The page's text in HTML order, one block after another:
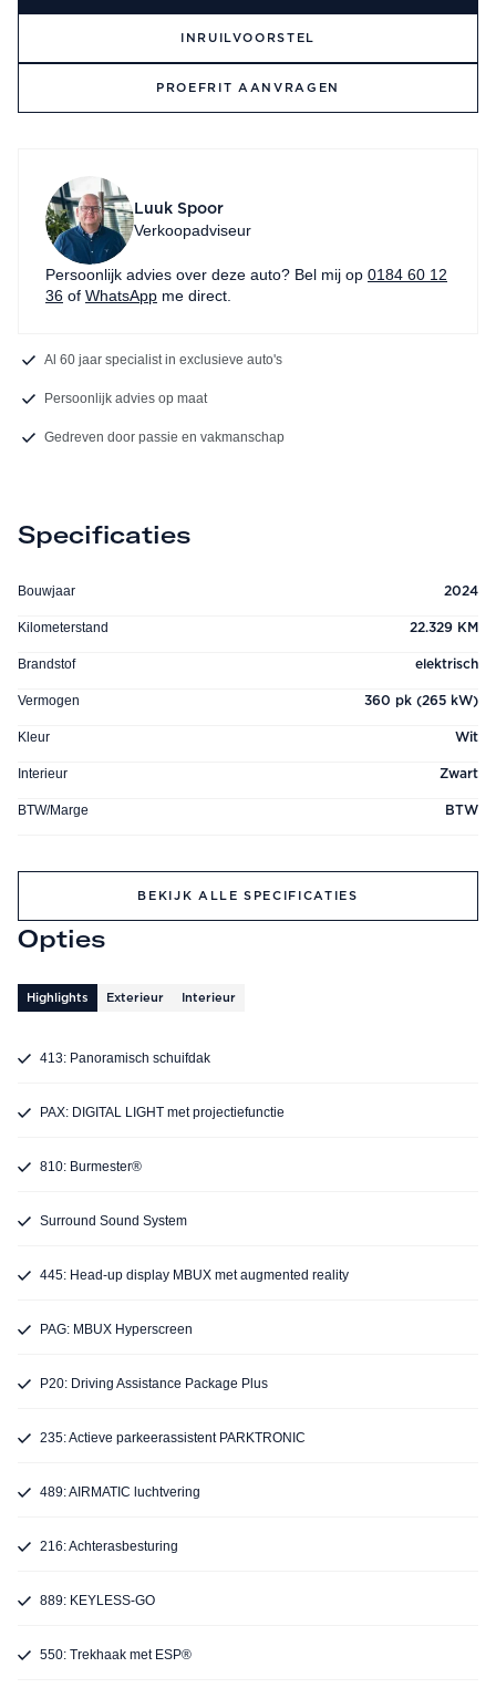
INRUILVOORSTEL
PROEFRIT AANVRAGEN
Luuk Spoor
Verkoopadviseur
Persoonlijk advies over deze auto? Bel mij op 0184 60 12
36 of WhatsApp me direct.
Al 60 jaar specialist in exclusieve auto's
Persoonlijk advies op maat
Gedreven door passie en vakmanschap
Specificaties
Bouwjaar 2024
Kilometerstand 22.329 KM
Brandstof elektrisch
Vermogen 360 pk (265 kW)
Kleur Wit
Interieur Zwart
BTW/Marge BTW
BEKIJK ALLE SPECIFICATIES
Opties
Highlights Exterieur Interieur
413: Panoramisch schuifdak
PAX: DIGITAL LIGHT met projectiefunctie
810: Burmester®
Surround Sound System
445: Head-up display MBUX met augmented reality
PAG: MBUX Hyperscreen
P20: Driving Assistance Package Plus
235: Actieve parkeerassistent PARKTRONIC
489: AIRMATIC luchtvering
216: Achterasbesturing
889: KEYLESS-GO
550: Trekhaak met ESP®